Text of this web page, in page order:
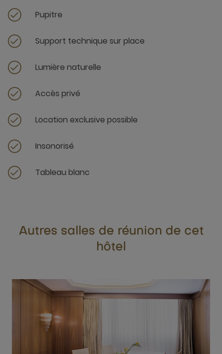
Pupitre
Support technique sur place
Lumière naturelle
Accès privé
Location exclusive possible
Insonorisé
Tableau blanc
Autres salles de réunion de cet
hôtel